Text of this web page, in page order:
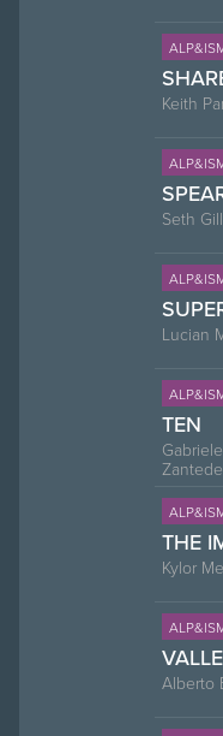
Keith
Seth
Lucian
TEN
THE
Kylor
Alberto